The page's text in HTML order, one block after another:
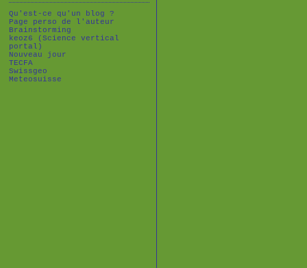
Qu'est-ce qu'un blog ?
Page perso de l'auteur
Brainstorming
keoz6 (Science vertical
portal)
Nouveau jour
TECFA
Swissgeo
Meteosuisse